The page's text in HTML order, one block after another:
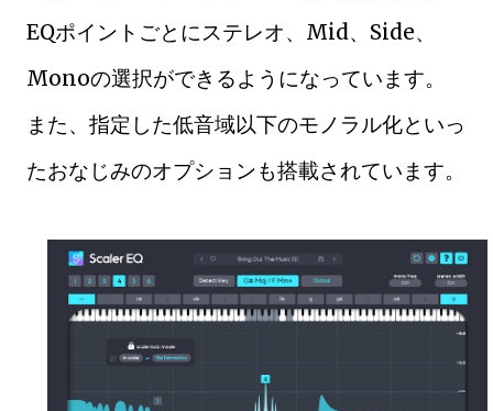
EQポイントごとにステレオ、Mid、Side、
Monoの選択ができるようになっています。
また、指定した低音域以下のモノラル化といっ
たおなじみのオプションも搭載されています。